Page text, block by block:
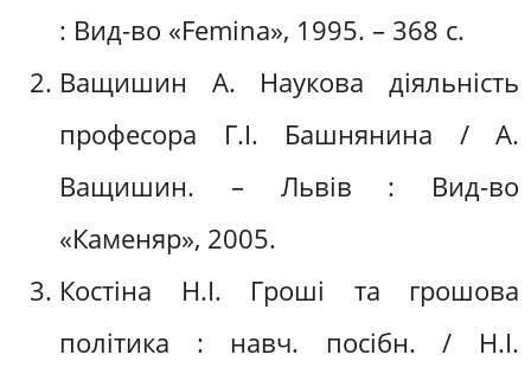
: Вид-во «Femina», 1995. – 368 с.
Ващишин А. Наукова діяльність
професора Г.І. Башнянина / А.
Ващишин. – Львів : Вид-во
«Каменяр», 2005.
Костіна Н.І. Гроші та грошова
політика : навч. посібн. / Н.І.